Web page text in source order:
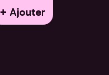
+ Ajouter